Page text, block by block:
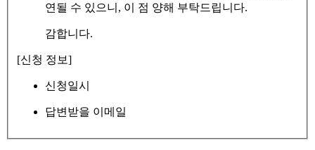
연될 수 있으니, 이 점 양해 부탁드립니다.
감합니다.
[신청 정보]
신청일시
답변받을 이메일